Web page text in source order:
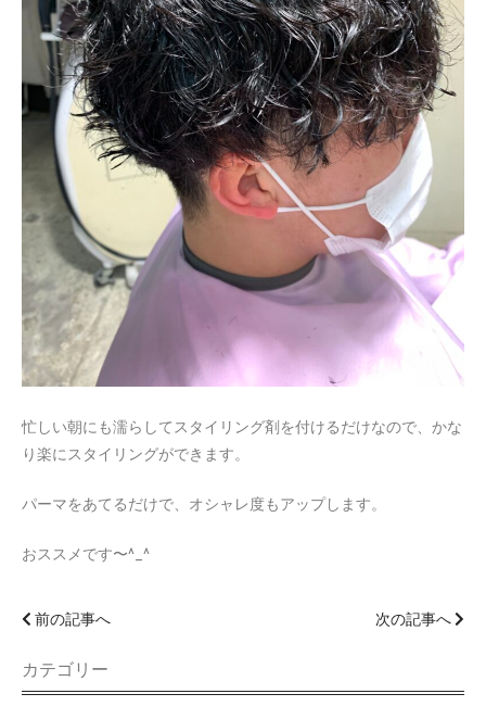
忙しい朝にも濡らしてスタイリング剤を付けるだけなので、かな
り楽にスタイリングができます。
パーマをあてるだけで、オシャレ度もアップします。
おススメです〜^_^
前の記事へ 次の記事へ
カテゴリー